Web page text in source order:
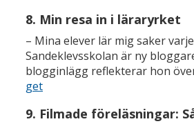
8. Min resa in i läraryrket
– Mina elever lär mig saker
Sandeklevsskolan är ny
blogginlägg reflekterar hon
get
9. Filmade föreläsningar: